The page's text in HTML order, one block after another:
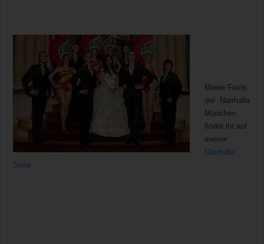
Meine Fotos
der Narrhalla
München
findet ihr auf
meiner
Narrhalla
Seite